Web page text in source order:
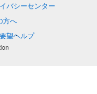
バシーセンター
方へ
望ヘルプ